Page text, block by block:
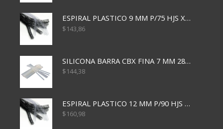
ESPIRAL PLASTICO 9 MM P/75 HJS X50X2400
$143,86
SILICONA BARRA CBX FINA 7 MM 28 CM
$144,38
ESPIRAL PLASTICO 12 MM P/90 HJS X50X1500
$160,98